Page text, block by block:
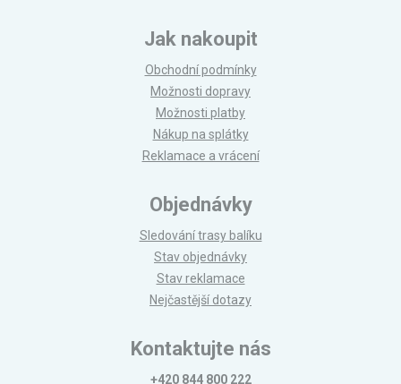
Jak nakoupit
Obchodní podmínky
Možnosti dopravy
Možnosti platby
Nákup na splátky
Reklamace a vrácení
Objednávky
Sledování trasy balíku
Stav objednávky
Stav reklamace
Nejčastější dotazy
Kontaktujte nás
+420 844 800 222